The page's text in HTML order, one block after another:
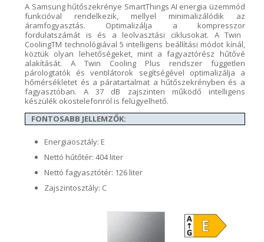
A Samsung hűtőszekrénye SmartThings AI energia üzemmód
funkcióval rendelkezik, mellyel minimalizálódikaz
áramfogyasztás. Optimalizálja a kompresszor
fordulatszámát is és a leolvasztási ciklusokat. ATwin
CoolingTM technológiával 5 intelligens beállítási módot kínál,
köztük olyan lehetőségeket, mint a fagyaztórész hűtővé
alakítását. ATwin Cooling Plus rendszer független
párologtatók és ventilátorok segítségével optimalizálja a
hőmérsékletet és a páratartalmat a hűtőszekrényben és a
fagyasztóban. A 37 dB zajszinten működő intelligens
készülék okostelefonról is felügyelhető.
FONTOSABB JELLEMZŐK:
Energiaosztály: E
Nettó hűtőtér: 404 liter
Nettó fagyasztótér: 126 liter
Zajszintosztály: C